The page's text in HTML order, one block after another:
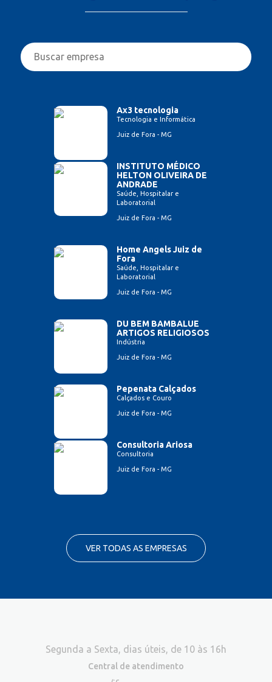
Ax3 tecnologia
Tecnologia e Informática
Juiz de Fora - MG
INSTITUTO MÉDICO
HELTON OLIVEIRA DE
ANDRADE
Saúde, Hospitalar e
Laboratorial
Juiz de Fora - MG
Home Angels Juiz de
Fora
Saúde, Hospitalar e
Laboratorial
Juiz de Fora - MG
DU BEM BAMBALUE
ARTIGOS RELIGIOSOS
Indústria
Juiz de Fora - MG
Pepenata Calçados
Calçados e Couro
Juiz de Fora - MG
Consultoria Ariosa
Consultoria
Juiz de Fora - MG
VER TODAS AS EMPRESAS
Segunda a Sexta, dias úteis, de 10 às 16h
Central de atendimento